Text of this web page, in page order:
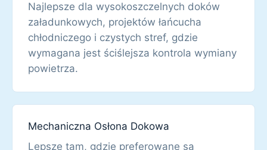
Najlepsze dla wysokoszczelnych doków
załadunkowych, projektów łańcucha
chłodniczego i czystych stref, gdzie
wymagana jest ściślejsza kontrola wymiany
powietrza.
Mechaniczna Osłona Dokowa
Lepsze tam, gdzie preferowane są